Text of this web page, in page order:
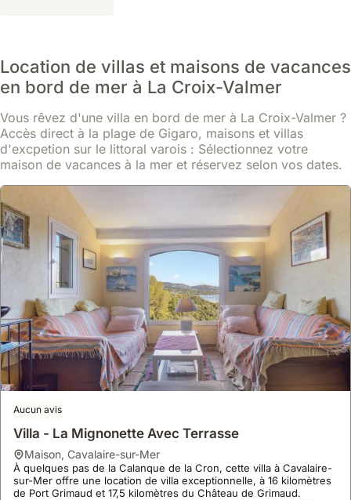
Location de villas et maisons de vacances
en bord de mer à La Croix-Valmer
Vous rêvez d'une villa en bord de mer à La Croix-Valmer ?
Accès direct à la plage de Gigaro, maisons et villas
d'excpetion sur le littoral varois : Sélectionnez votre
maison de vacances à la mer et réservez selon vos dates.
Aucun avis
Villa - La Mignonette Avec Terrasse
maison, Cavalaire-sur-Mer
À quelques pas de la Calanque de la Cron, cette villa à Cavalaire-
sur-Mer offre une location de villa exceptionnelle, à 16 kilomètres
de Port Grimaud et 17,5 kilomètres du Château de Grimaud.